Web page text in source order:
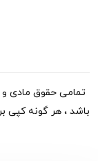
تمامی حقوق مادی